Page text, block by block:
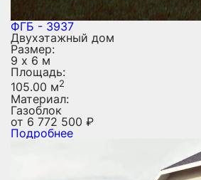
ФГБ - 3937
Двухэтажный дом
Размер:
9 х 6 м
Площадь:
105.00 м2
Материал:
Газоблок
от 6 772 500 ₽
Подробнее